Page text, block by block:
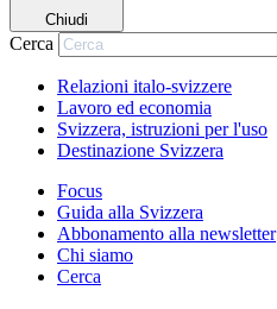
Chiudi
Cerca
Relazioni italo-svizzere
Lavoro ed economia
Svizzera, istruzioni per l'uso
Destinazione Svizzera
Focus
Guida alla Svizzera
Abbonamento alla newsletter
Chi siamo
Cerca